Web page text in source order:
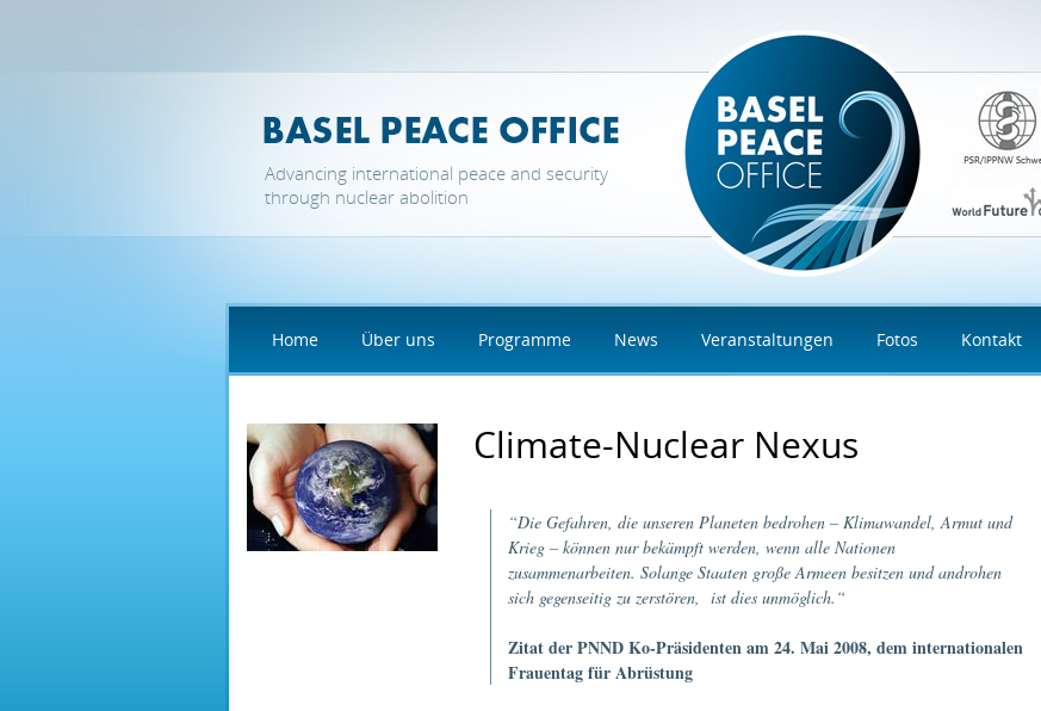
Advancing international peace and security
through nuclear abolition
Home Über uns Programme News Veranstaltungen Fotos Kontakt
Climate-Nuclear Nexus
“Die Gefahren, die unseren Planeten bedrohen – Klimawandel, Armut und
Krieg – können nur bekämpft werden, wenn alle Nationen
zusammenarbeiten. Solange Staaten große Armeen besitzen und androhen
sich gegenseitig zu zerstören, ist dies unmöglich.“
Zitat derPNND Ko-Präsidenten am 24. Mai 2008, dem internationalen
Frauentag für Abrüstung